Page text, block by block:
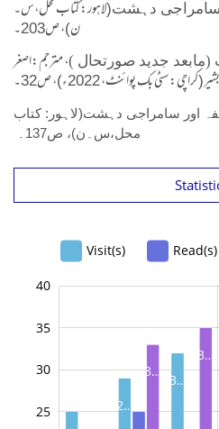
سامراجی دہشت(لاہور: کتاب محل،س۔
ن)، ص203۔
(مابعد جدید صورتحال )، مترجم:اصغر
بشیر(کراچی: سٹی بک پوائنٹ، 2022ء)، ص32۔
اور سامراجی دہشت(لاہور: کتاب
محل،س۔ن)، ص137۔
Visit(s) Read(s)
2…
3…
3…
3…
25
30
35
40